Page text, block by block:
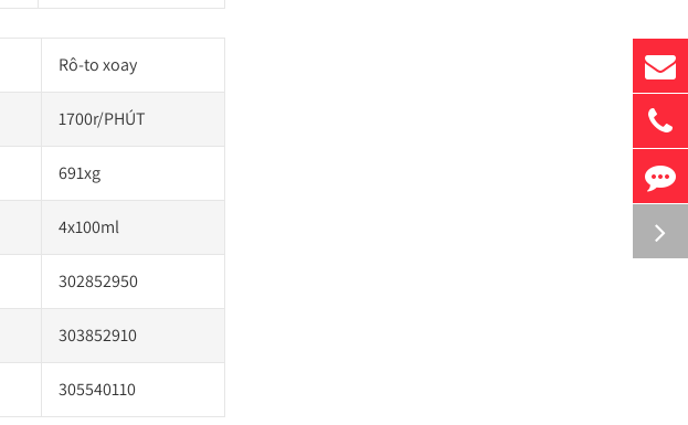
Rô-to xoay
1700r/PHÚT
691xg
4x100ml
302852950
303852910
305540110